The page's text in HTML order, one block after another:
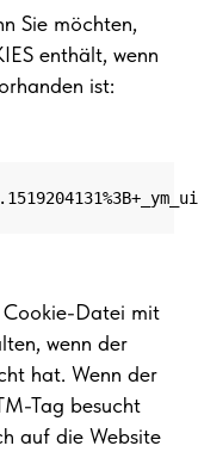
Sie möchten,
enthält, wenn
ist:
Cookie-Datei mit
wenn der
hat. Wenn der
Tag besucht
auf die Website